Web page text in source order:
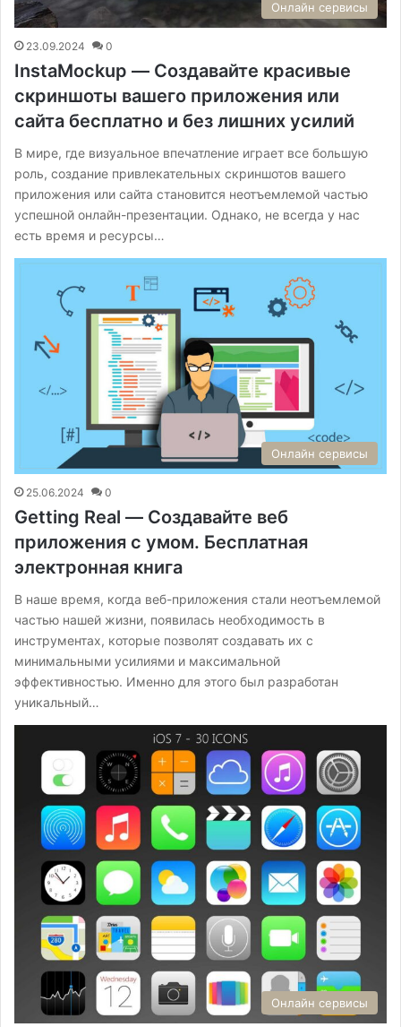
Онлайн сервисы
23.09.2024 0
InstaMockup — Создавайте красивые
скриншоты вашего приложения или
сайта бесплатно и без лишних усилий
В мире, где визуальное впечатление играет все большую
роль, создание привлекательных скриншотов вашего
приложения или сайта становится неотъемлемой частью
успешной онлайн-презентации. Однако, не всегда у нас
есть время и ресурсы…
Онлайн сервисы
25.06.2024 0
Getting Real — Создавайте веб
приложения с умом. Бесплатная
электронная книга
В наше время, когда веб-приложения стали неотъемлемой
частью нашей жизни, появилась необходимость в
инструментах, которые позволят создавать их с
минимальными усилиями и максимальной
эффективностью. Именно для этого был разработан
уникальный…
Онлайн сервисы